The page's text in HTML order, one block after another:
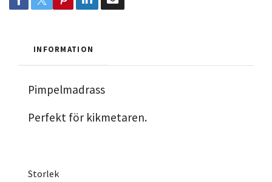
INFORMATION
Pimpelmadrass
Perfekt för kikmetaren.
Storlek